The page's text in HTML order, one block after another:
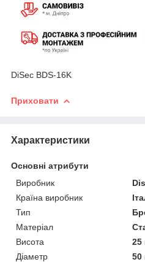
DiSec BDS-16K
Приховати
Характеристики
Основні атрибути
Виробник
Країна виробник
Тип
Матеріал
Висота
25
Діаметр
50